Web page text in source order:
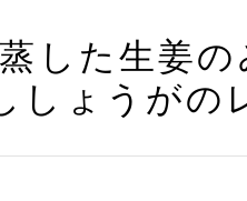
した生姜
しょうがの